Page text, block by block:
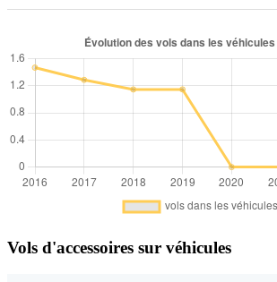
Vols d'accessoires sur véhicules